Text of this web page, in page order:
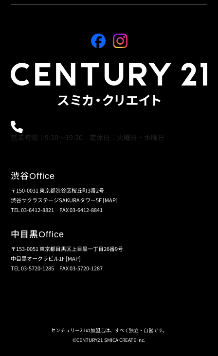
営業時間：9:30～19:30 定休日：火曜日・水曜日
渋谷Office
〒150-0031 東京都渋谷区桜丘町3番2号
渋谷サクラステージSAKURAタワー5F[MAP]
TEL 03-6412-8821 FAX 03-6412-8841
中目黒Office
〒153-0051 東京都目黒区上目黒一丁目26番9号
中目黒オークラビル1F[MAP]
TEL 03-5720-1285 FAX 03-5720-1287
センチュリー21の加盟店は、すべて独立・自営です。
©CENTURY21 SMICA CREATE Inc.